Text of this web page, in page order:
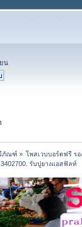
น
มีภัณฑ์ » โพสเวบบอร์ดฟรี รอ
รับปูยางแอสฟัลท์